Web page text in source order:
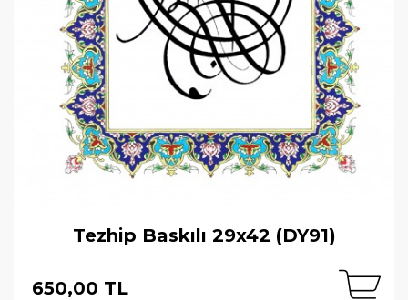
Tezhip Baskılı 29x42 (DY91)
650,00 TL